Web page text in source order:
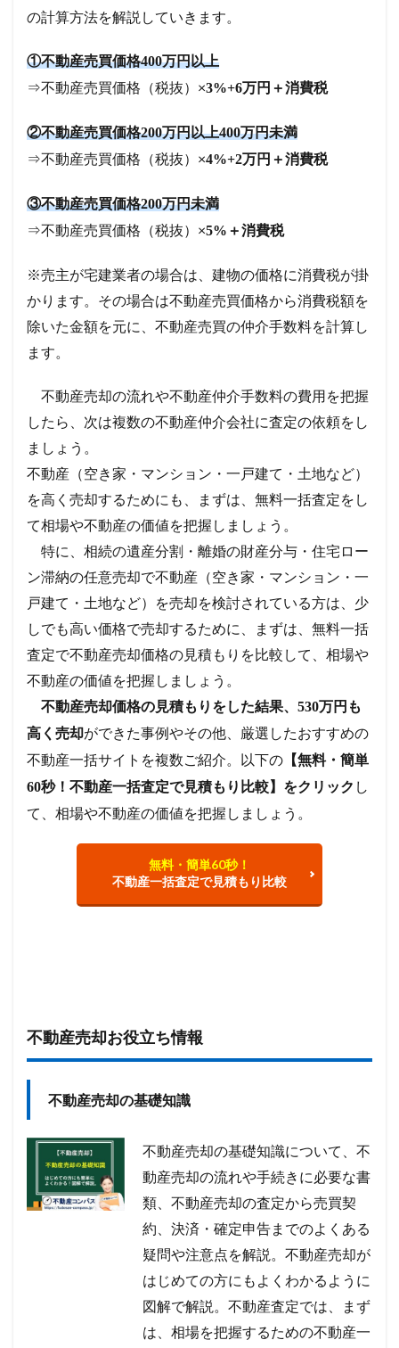
の計算方法を解説していきます。
①不動産売買価格400万円以上
⇒不動産売買価格（税抜）×3%+6万円＋消費税
②不動産売買価格200万円以上400万円未満
⇒不動産売買価格（税抜）×4%+2万円＋消費税
③不動産売買価格200万円未満
⇒不動産売買価格（税抜）×5%＋消費税
※売主が宅建業者の場合は、建物の価格に消費税が掛
かります。その場合は不動産売買価格から消費税額を
除いた金額を元に、不動産売買の仲介手数料を計算し
ます。
不動産売却の流れや不動産仲介手数料の費用を把握
したら、次は複数の不動産仲介会社に査定の依頼をし
ましょう。
不動産（空き家・マンション・一戸建て・土地など）
を高く売却するためにも、まずは、無料一括査定をし
て相場や不動産の価値を把握しましょう。
特に、相続の遺産分割・離婚の財産分与・住宅ロー
ン滞納の任意売却で不動産（空き家・マンション・一
戸建て・土地など）を売却を検討されている方は、少
しでも高い価格で売却するために、まずは、無料一括
査定で不動産売却価格の見積もりを比較して、相場や
不動産の価値を把握しましょう。
不動産売却価格の見積もりをした結果、530万円も
高く売却ができた事例やその他、厳選したおすすめの
不動産一括サイトを複数ご紹介。以下の 【無料・簡単
60秒！不動産一括査定で見積もり比較】をクリック し
て、相場や不動産の価値を把握しましょう。
無料・簡単60秒！
不動産一括査定で見積もり比較
不動産売却お役立ち情報
不動産売却の基礎知識
不動産売却の基礎知識について、不
動産売却の流れや手続きに必要な書
類、不動産売却の査定から売買契
約、決済・確定申告までのよくある
疑問や注意点を解説。不動産売却が
はじめての方にもよくわかるように
図解で解説。不動産査定では、まず
は、相場を把握するための不動産一